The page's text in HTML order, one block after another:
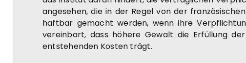
angesehen, die in der Regel von der
haftbar gemacht werden, wenn ihre
vereinbart, dass höhere Gewalt die Erfüllung
entstehenden Kosten trägt.